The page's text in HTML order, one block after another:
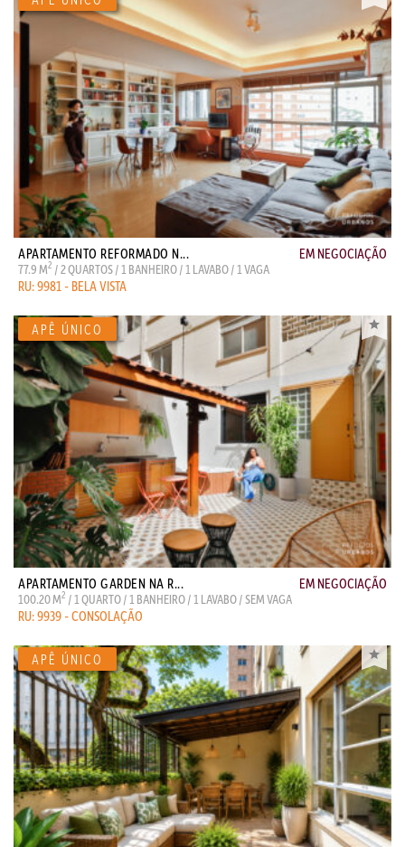
APARTAMENTO REFORMADO N... EM NEGOCIAÇÃO
77.9 M2 / 2 QUARTOS / 1 BANHEIRO / 1 LAVABO / 1 VAGA
RU: 9981 - BELA VISTA
APARTAMENTO GARDEN NA R... EM NEGOCIAÇÃO
100.20 M2 / 1 QUARTO / 1 BANHEIRO / 1 LAVABO / SEM VAGA
RU: 9939 - CONSOLAÇÃO